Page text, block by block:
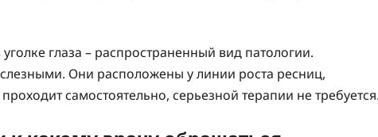
глаза – распространенный вид патологии.
Они расположены у линии роста ресниц,
самостоятельно, серьезной терапии не